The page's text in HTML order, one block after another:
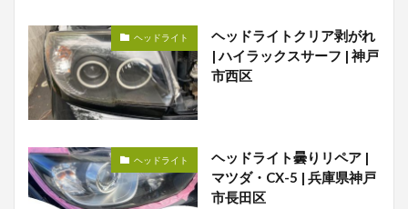
ヘッドライト
ヘッドライトクリア剥がれ
| ハイラックスサーフ | 神戸
市西区
ヘッドライト
ヘッドライト曇りリペア |
マツダ・CX-5 | 兵庫県神戸
市長田区